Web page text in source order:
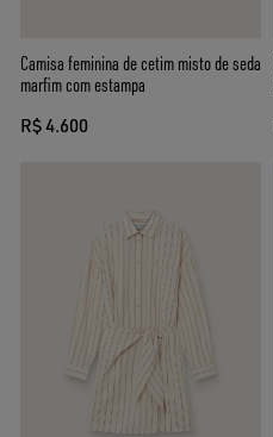
Camisa feminina de cetim misto de seda
marfim com estampa
R$ 4.600